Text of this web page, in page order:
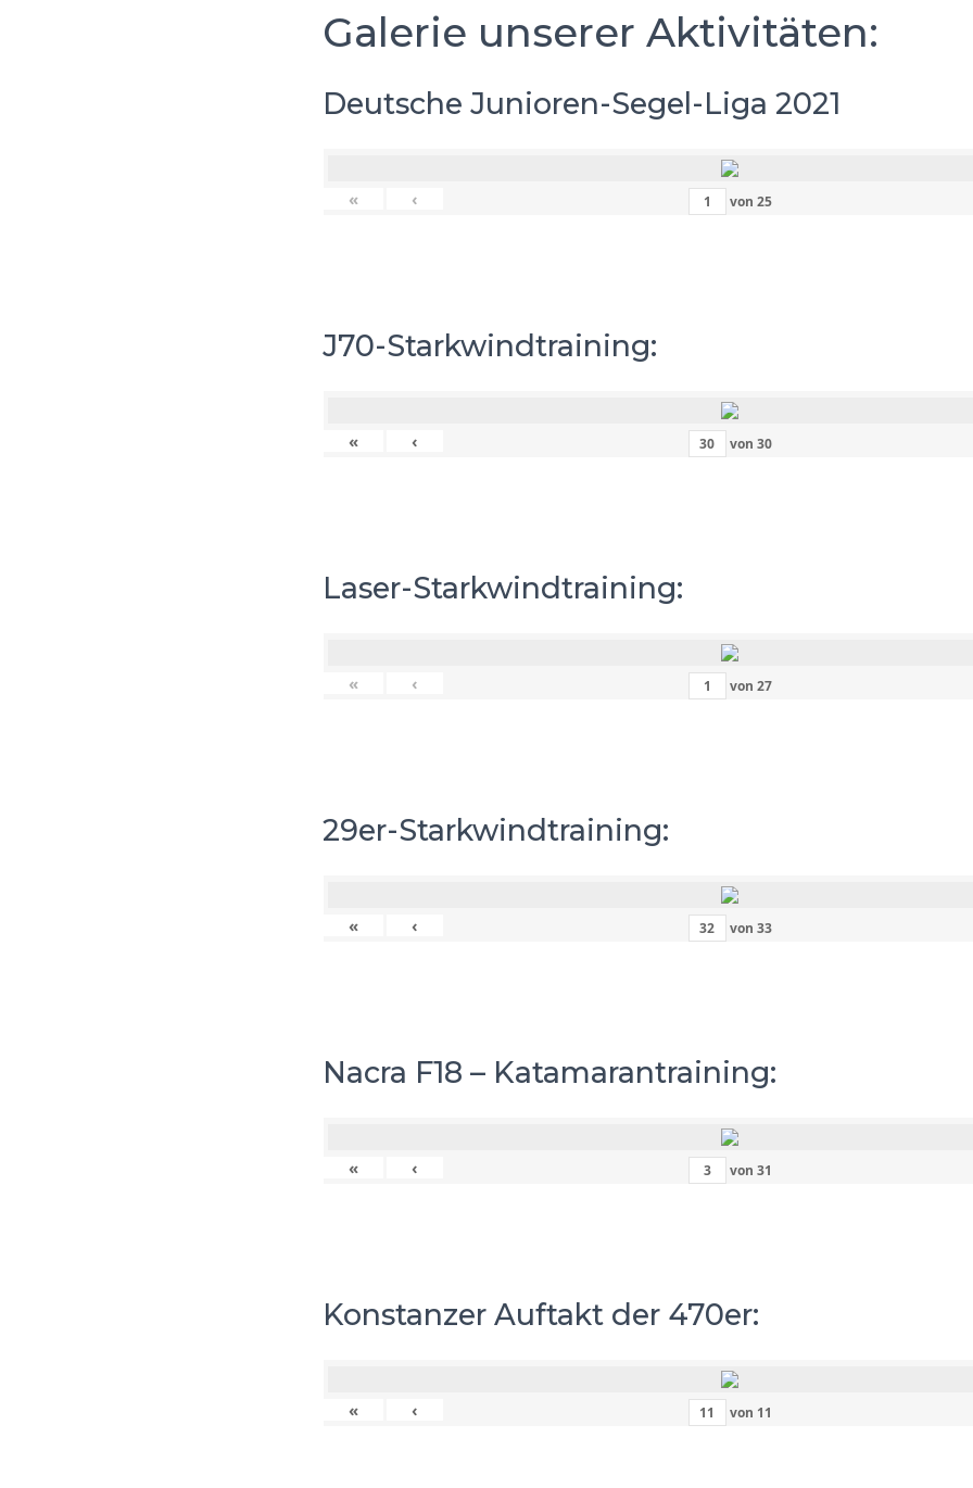
Galerie unserer Aktivitäten:
Deutsche Junioren-Segel-Liga 2021
« ‹ von 25
J70-Starkwindtraining:
« ‹ von 30
Laser-Starkwindtraining:
« ‹ von 27
29er-Starkwindtraining:
« ‹ von 33
Nacra F18 – Katamarantraining:
« ‹ von 31
Konstanzer Auftakt der 470er:
« ‹ von 11